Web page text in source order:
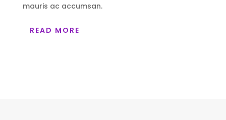
mauris ac accumsan.
READ MORE